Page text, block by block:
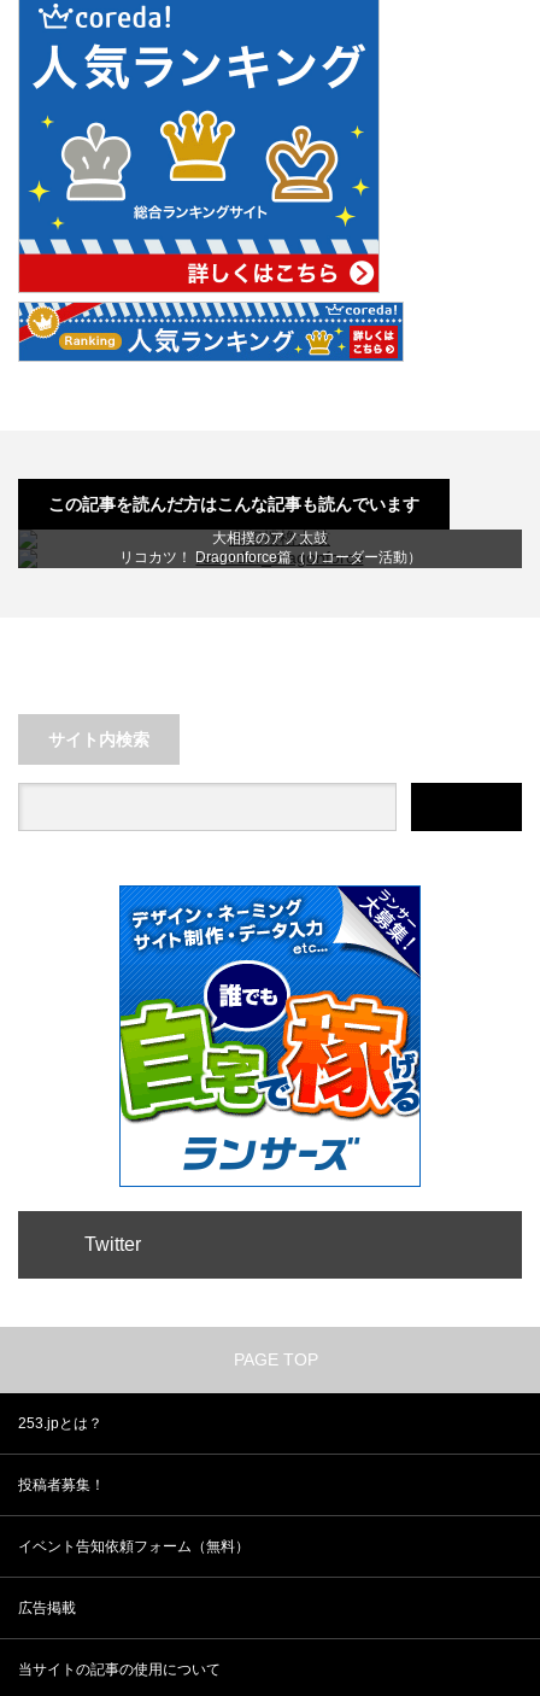
この記事を読んだ方はこんな記事も読んでいます
DEAN RAZORBACK ピックアップ交換
大相撲のアノ太鼓
サンズアンプのバージョンアップ！「BASS DRIVER…
楽器ってどうやって選んでいますか？
『宇宙旅行 meets ミラーボーラー』
ウクレレの選び方たった３つのポイント
無料で高機能！ チューニング・メーター n-Track …
HEAVY METAL TENNIS TRAINING …
あー、この曲弾きたいな〜コードさえ分かればあとはなんとか…
リコカツ！ Dragonforce篇（リコーダー活動）
サイト内検索
Twitter
PAGE TOP
253.jpとは？
投稿者募集！
イベント告知依頼フォーム（無料）
広告掲載
当サイトの記事の使用について